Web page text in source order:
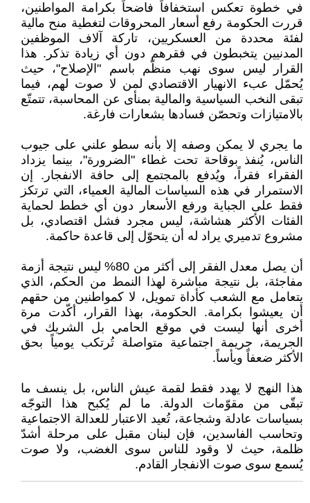
في خطوة تعكس استخفافاً فاضحاً بكرامة المواطنين،
قررت الحكومة رفع أسعار المحروقات لتغطية منح مالية
لفئة محددة من العسكريين، تاركة آلاف الموظفين
المدنيين يتخبطون في فقرهم دون أي زيادة تذكر. هذا
القرار ليس سوى نهب منظّم باسم "الإصلاح"، حيث
يُحمّل عبء الانهيار الاقتصادي لمن لا صوت لهم، فيما
تبقى النخب السياسية والمالية بمنأى عن المحاسبة، تتمتّع
بالامتيازات وتحصّن فسادها بشعارات فارغة.
ما يجري لا يمكن وصفه إلا بأنه سطو علني على جيوب
الناس، يُنفذ بوقاحة تحت غطاء "الضرورة"، بينما يزداد
الفقراء فقراً، ويُدفع بالمجتمع إلى حافة الانفجار. إن
الاستمرار في هذه السياسات المالية العمياء، التي ترتكز
فقط على الجباية ورفع الأسعار دون أي خطط لحماية
الفئات الأكثر هشاشة، ليس مجرد فشل اقتصادي، بل
مشروع تدميري يراد له أن يتحوّل إلى قاعدة حاكمة.
أن يصل معدل الفقر إلى أكثر من 80% ليس نتيجة أزمة
مفاجئة، بل نتيجة مباشرة لهذا النمط من الحكم، الذي
يتعامل مع الشعب كأداة تمويل، لا كمواطنين من حقهم
أن يعيشوا بكرامة. الحكومة، بهذا القرار، أكّدت مرة
أخرى أنها ليست في موقع الحامي بل الشريك في
الجريمة، جريمة اجتماعية متواصلة تُرتكب يومياً بحق
الأكثر ضعفاً ويأساً.
هذا النهج لا يهدد فقط لقمة عيش الناس، بل ينسف ما
تبقّى من مقوّمات الدولة. ما لم يُكبح هذا التوجّه
بسياسات عادلة وشجاعة، تُعيد الاعتبار للعدالة الاجتماعية
وتحاسب الفاسدين، فإن لبنان مقبل على مرحلة أشدّ
ظلمة، حيث لا وقود للناس سوى الغضب، ولا صوت
يُسمع سوى صوت الانفجار القادم.